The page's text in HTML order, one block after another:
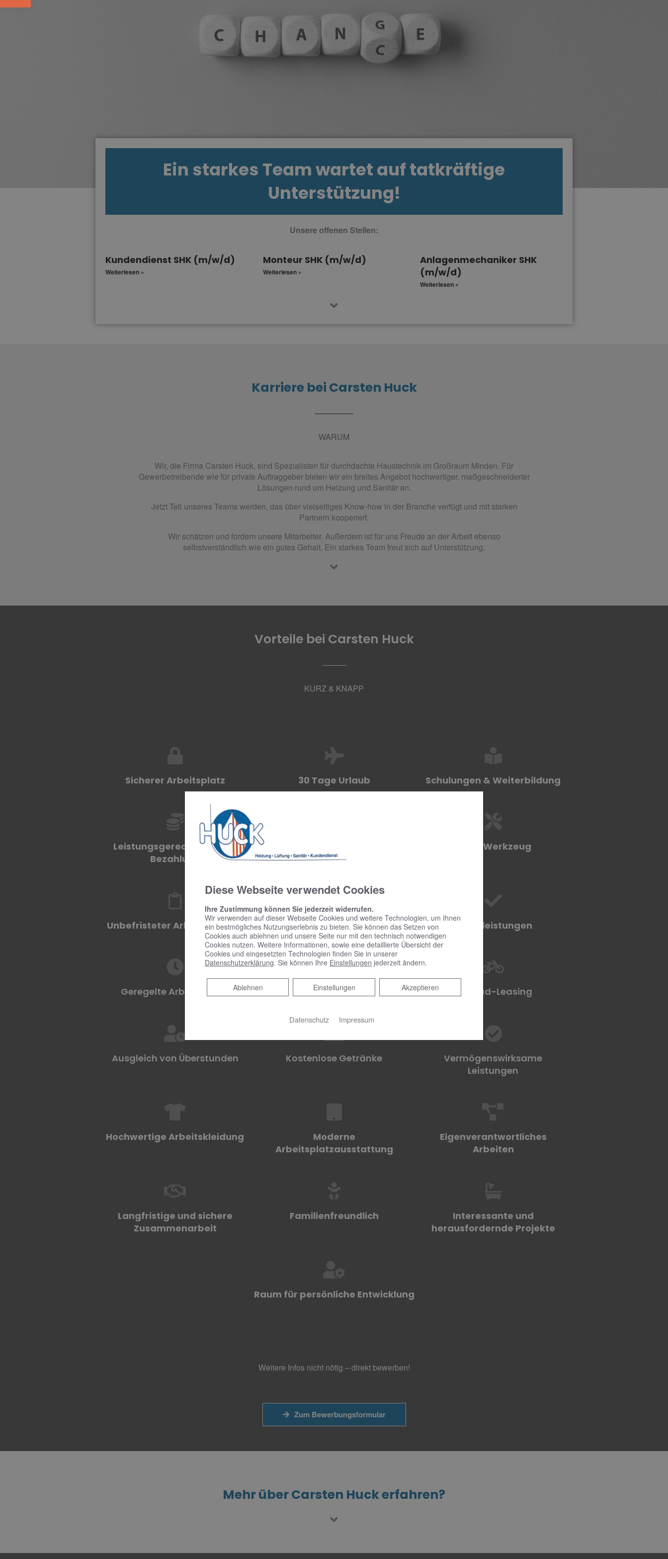
Ein starkes Team wartet auf tatkräftige
Unterstützung!
Unsere offenen Stellen:
Kundendienst SHK (m/w/d)
Weiterlesen »
Monteur SHK (m/w/d)
Weiterlesen »
Anlagenmechaniker SHK
(m/w/d)
Weiterlesen »
Karriere bei Carsten Huck
WARUM
Wir, die Firma Carsten Huck, sind Spezialisten für durchdachte Haustechnik im Großraum Minden. Für
Gewerbetreibende wie für private Auftraggeber bieten wir ein breites Angebot hochwertiger, maßgeschneiderter
Lösungen rund um Heizung und Sanitär an.
Jetzt Teil unseres Teams werden, das über vielseitiges Know-how in der Branche verfügt und mit starken
Partnern kooperiert.
Wir schätzen und fordern unsere Mitarbeiter. Außerdem ist für uns Freude an der Arbeit ebenso
selbstverständlich wie ein gutes Gehalt. Ein starkes Team freut sich auf Unterstützung.
Vorteile bei Carsten Huck
KURZ & KNAPP
Sicherer Arbeitsplatz 30 Tage Urlaub Schulungen & Weiterbildung
Leistungsgerechte & faire
Bezahlung
Fahrzeugeinrichtung
Profi-Werkzeug
Unbefristeter Arbeitsvertrag Fundierte Einarbeitung Sozialleistungen
Geregelte Arbeitszeiten Teamevents Fahrrad-Leasing
Ausgleich von Überstunden Kostenlose Getränke
Vermögenswirksame
Leistungen
Hochwertige Arbeitskleidung
Moderne
Arbeitsplatzausstattung
Eigenverantwortliches
Arbeiten
Langfristige und sichere
Zusammenarbeit
Familienfreundlich
Interessante und
herausfordernde Projekte
Raum für persönliche Entwicklung
Weitere Infos nicht nötig – direkt bewerben!
Zum Bewerbungsformular
Mehr über Carsten Huck erfahren?
Diese Webseite verwendet Cookies
Ihre Zustimmung können Sie jederzeit widerrufen.
Wir verwenden auf dieser Webseite Cookies und weitere Technologien, um Ihnen
ein bestmögliches Nutzungserlebnis zu bieten. Sie können das Setzen von
Cookies auch ablehnen und unsere Seite nur mit den technisch notwendigen
Cookies nutzen. Weitere Informationen, sowie eine detaillierte Übersicht der
Cookies und eingesetzten Technologien finden Sie in unserer
Datenschutzerklärung. Sie können Ihre Einstellungen jederzeit ändern.
Akzeptieren
Einstellungen
Ablehnen
Ablehnen
Datenschutz Impressum